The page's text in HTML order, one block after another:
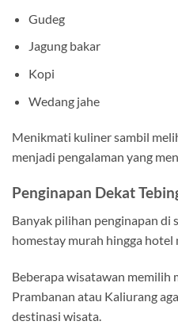
Gudeg
Jagung bakar
Kopi
Wedang jahe
Menikmati kuliner sambil
menjadi pengalaman yang
Penginapan Dekat
Banyak pilihan penginapan di
homestay murah hingga hotel
Beberapa wisatawan memilih
Prambanan atau Kaliurang
destinasi wisata.